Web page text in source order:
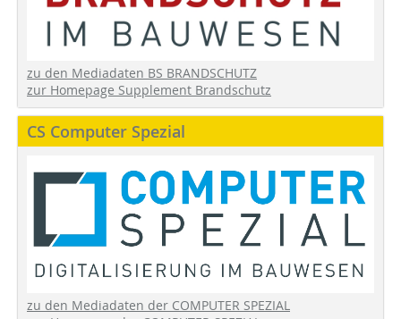
zu den Mediadaten BS BRANDSCHUTZ
zur Homepage Supplement Brandschutz
CS Computer Spezial
zu den Mediadaten der COMPUTER SPEZIAL